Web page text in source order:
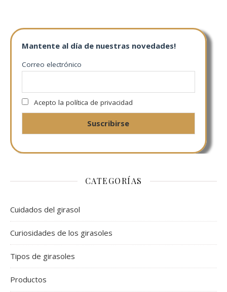
Mantente al día de nuestras novedades!
Correo electrónico
Acepto la política de privacidad
CATEGORÍAS
Cuidados del girasol
Curiosidades de los girasoles
Tipos de girasoles
Productos